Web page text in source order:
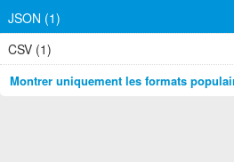
JSON (1)
CSV (1)
Montrer uniquement les formats